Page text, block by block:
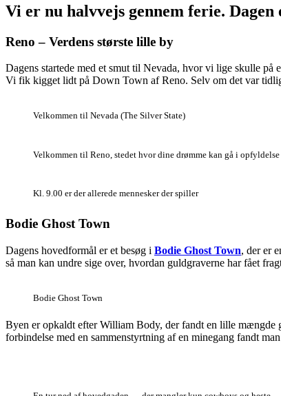
Vi er nu halvvejs gennem ferie.
Reno – Verdens største lille by
Dagens startede med et smut til Nevada, hvor vi lige skulle på
Vi fik kigget lidt på Down Town af Reno. Selv om det var
Velkommen til Nevada (The Silver State)
Velkommen til Reno, stedet hvor dine drømme kan gå i opfyldelse
Kl. 9.00 er der allerede mennesker der spiller
Bodie Ghost Town
Dagens hovedformål er et besøg i Bodie Ghost Town, der er
så man kan undre sige over, hvordan guldgraverne har fået
Bodie Ghost Town
Byen er opkaldt efter William Body, der fandt en lille mængde
forbindelse med en sammenstyrtning af en minegang fandt